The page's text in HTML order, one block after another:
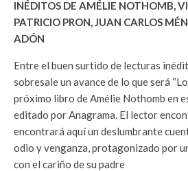
INÉDITOS DE AMÉLIE NOTHOMB,
PATRICIO PRON, JUAN CARLOS
ADÓN
Entre el buen surtido de lecturas
sobresale un avance de lo que será
próximo libro de Amélie Nothomb en
editado por Anagrama. El lector
encontrará aquí un deslumbrante
odio y venganza, protagonizado por
con el cariño de su padre